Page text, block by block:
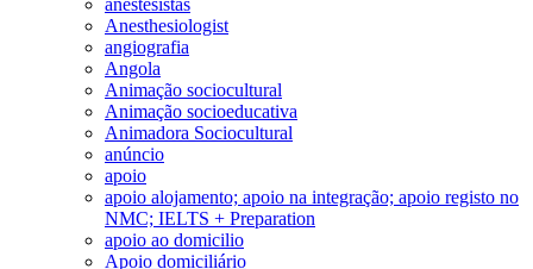
Anesthesiologist
angiografia
Angola
Animação sociocultural
Animação socioeducativa
Animadora Sociocultural
anúncio
apoio
apoio alojamento; apoio na integração; apoio registo no
NMC; IELTS + Preparation
apoio ao domicilio
Apoio domiciliário